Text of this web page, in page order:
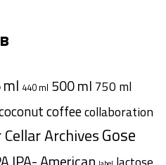
ml 440 ml 500 ml 750 ml
coffeecollaboration
ArchivesGose